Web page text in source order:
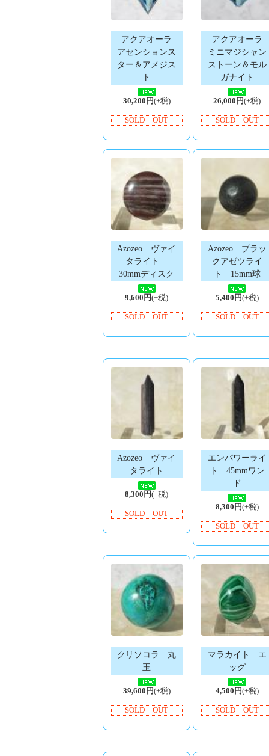
アクアオーラ
アセンションス
ター＆アメジス
ト
30,200円(+税)
SOLD OUT
アクアオーラ
ミニマジシャン
ストーン＆モル
ガナイト
26,000円(+税)
SOLD OUT
Azozeo ヴァイ
タライト
30mmディスク
9,600円(+税)
SOLD OUT
Azozeo ブラッ
クアゼツライ
ト 15mm球
5,400円(+税)
SOLD OUT
Azozeo ヴァイ
タライト
8,300円(+税)
SOLD OUT
エンパワーライ
ト 45mmワン
ド
8,300円(+税)
SOLD OUT
クリソコラ 丸
玉
39,600円(+税)
SOLD OUT
マラカイト エ
ッグ
4,500円(+税)
SOLD OUT